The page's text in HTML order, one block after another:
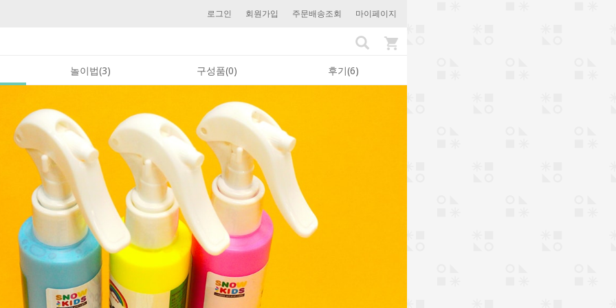
로그인 회원가입 주문배송조회 마이페이지
놀이법(3) 구성품(0) 후기(6)